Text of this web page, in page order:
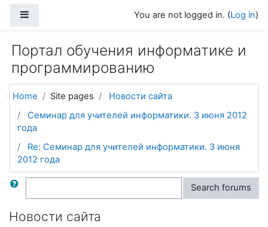
You are not logged in. (Log in)
Портал обучения информатике и
программированию
Home Site pages
Новости сайта
Семинар для учителей информатики. 3 июня 2012
года
Re: Семинар для учителей информатики. 3 июня
2012 года
Search Search forums
Новости сайта